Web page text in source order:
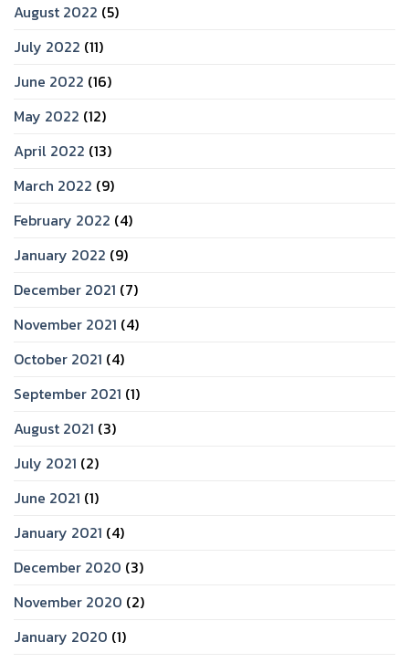
August 2022 (5)
July 2022 (11)
June 2022 (16)
May 2022 (12)
April 2022 (13)
March 2022 (9)
February 2022 (4)
January 2022 (9)
December 2021 (7)
November 2021 (4)
October 2021 (4)
September 2021 (1)
August 2021 (3)
July 2021 (2)
June 2021 (1)
January 2021 (4)
December 2020 (3)
November 2020 (2)
January 2020 (1)